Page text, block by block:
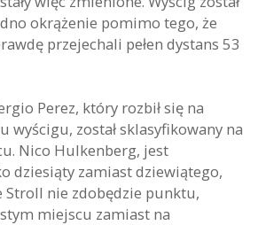
okrążenie pomimo tego, że
przejechali pełen dystans 53
Perez, który rozbił się na
wyścigu, został sklasyfikowany na
Nico Hulkenberg, jest
dziesiąty zamiast dziewiątego,
Stroll nie zdobędzie punktu,
miejscu zamiast na